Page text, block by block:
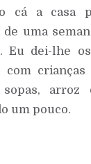
cá a casa
uma
Eu dei-lhe
com
arroz
um pouco.